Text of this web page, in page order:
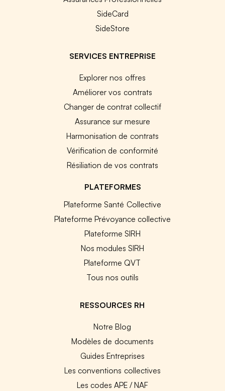
SideCard
SideStore
SERVICES ENTREPRISE
Explorer nos offres
Améliorer vos contrats
Changer de contrat collectif
Assurance sur mesure
Harmonisation de contrats
Vérification de conformité
Résiliation de vos contrats
PLATEFORMES
Plateforme Santé Collective
Plateforme Prévoyance collective
Plateforme SIRH
Nos modules SIRH
Plateforme QVT
Tous nos outils
RESSOURCES RH
Notre Blog
Modèles de documents
Guides Entreprises
Les conventions collectives
Les codes APE / NAF